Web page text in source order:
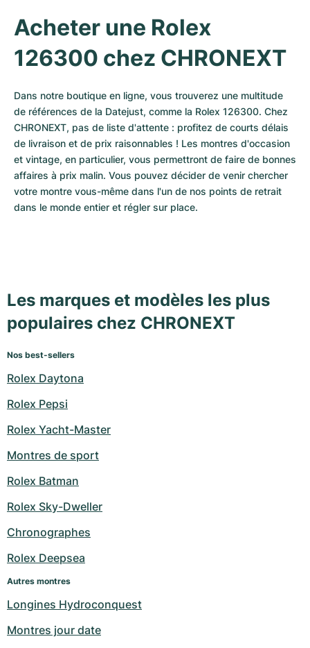
Acheter une Rolex
126300 chez CHRONEXT
Dans notre boutique en ligne, vous trouverez une multitude
de références de la Datejust, comme la Rolex 126300. Chez
CHRONEXT, pas de liste d'attente : profitez de courts délais
de livraison et de prix raisonnables ! Les montres d'occasion
et vintage, en particulier, vous permettront de faire de bonnes
affaires à prix malin. Vous pouvez décider de venir chercher
votre montre vous-même dans l'un de nos points de retrait
dans le monde entier et régler sur place.
Les marques et modèles les plus
populaires chez CHRONEXT
Nos best-sellers
Rolex Daytona
Rolex Pepsi
Rolex Yacht-Master
Montres de sport
Rolex Batman
Rolex Sky-Dweller
Chronographes
Rolex Deepsea
Autres montres
Longines Hydroconquest
Montres jour date